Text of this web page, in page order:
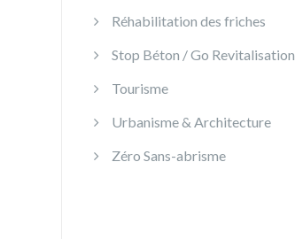
Réhabilitation des friches
Stop Béton / Go Revitalisation
Tourisme
Urbanisme & Architecture
Zéro Sans-abrisme